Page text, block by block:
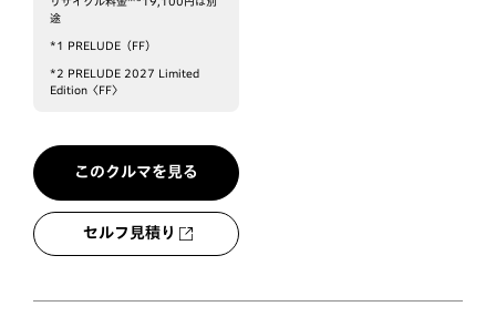
途
*1 PRELUDE（FF）
*2 PRELUDE 2027 Limited
Edition〈FF〉
このクルマを見る
セルフ見積り